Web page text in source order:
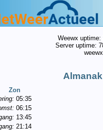
Weewx uptime:
Server uptime:
Zon
05:35
06:15
13:45
21:14